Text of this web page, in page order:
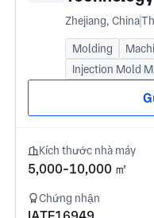
Zhejiang, China
Molding
Injection Mold
Kích thước nhà máy
5,000-10,000 ㎡
Chứng nhận